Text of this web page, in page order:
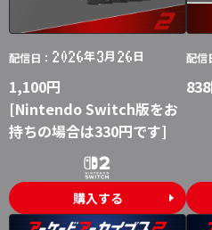
配信日： 2026年3月 26日
1,100円
[Nintendo Switch版をお
持ちの場合は330円です]
購入する
配信